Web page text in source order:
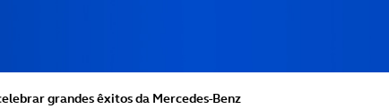
grandes êxitos da Mercedes-Benz